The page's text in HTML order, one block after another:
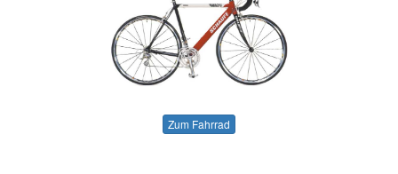
Zum Fahrrad